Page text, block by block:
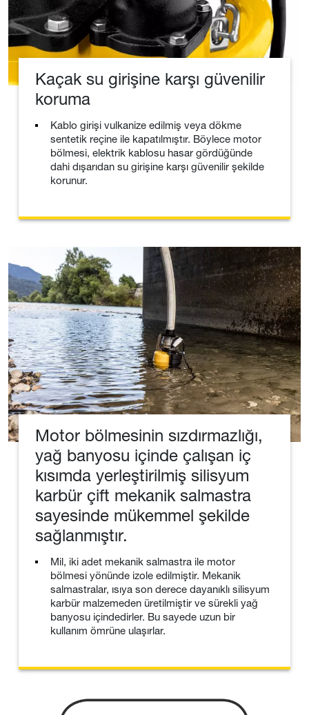
Kaçak su girişine karşı güvenilir
koruma
Kablo girişi vulkanize edilmiş veya dökme
sentetik reçine ile kapatılmıştır. Böylece motor
bölmesi, elektrik kablosu hasar gördüğünde
dahi dışarıdan su girişine karşı güvenilir şekilde
korunur.
Motor bölmesinin sızdırmazlığı,
yağ banyosu içinde çalışan iç
kısımda yerleştirilmiş silisyum
karbür çift mekanik salmastra
sayesinde mükemmel şekilde
sağlanmıştır.
Mil, iki adet mekanik salmastra ile motor
bölmesi yönünde izole edilmiştir. Mekanik
salmastralar, ısıya son derece dayanıklı silisyum
karbür malzemeden üretilmiştir ve sürekli yağ
banyosu içindedirler. Bu sayede uzun bir
kullanım ömrüne ulaşırlar.